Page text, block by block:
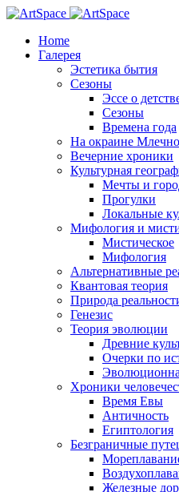
Home
Галерея
Эстетика бытия
Сезоны
Эссе о
Сезоны
Времена года
На окраине
Вечерние хроники
Культурная
Мечты и
Прогулки
Локальные
Мифология и
Мистическое
Мифология
Альтернативные
Квантовая теория
Природа
Генезис
Теория эволюции
Древние
Очерки по
Хроники
Время Евы
Античность
Египтология
Безграничные
Железные